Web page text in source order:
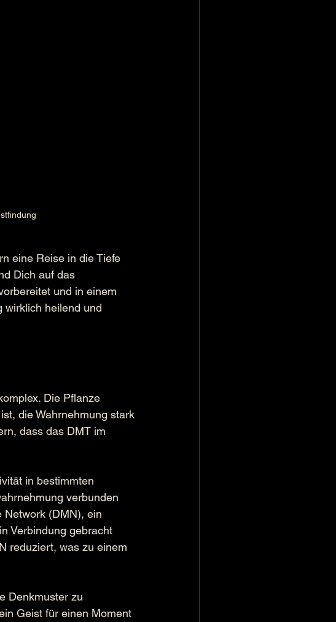
eine Reise in die Tiefe
Dich auf das
und in einem
wirklich heilend und
Die Pflanze
die Wahrnehmung stark
dass das DMT im
in bestimmten
verbunden
Network (DMN), ein
Verbindung gebracht
reduziert, was zu einem
Denkmuster zu
Geist für einen Moment